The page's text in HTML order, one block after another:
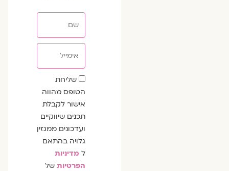
שדה
הסכמה
שליחת
הטופס מהווה
אישור לקבלת
תכנים שיווקיים
ועדכונים ממגזין
גלויה בהתאם
מדיניות
הפרטיותשל